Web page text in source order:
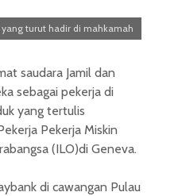
yang turut hadir di mahkamah
saudara Jamil dan
sebagai pekerja di
yang tertulis
Pekerja Miskin
(ILO)di Geneva.
di cawangan Pulau